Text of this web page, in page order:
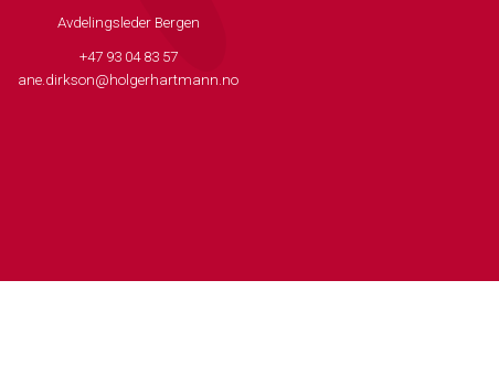
Avdelingsleder Bergen
+47 93 04 83 57
ane.dirkson@holgerhartmann.no